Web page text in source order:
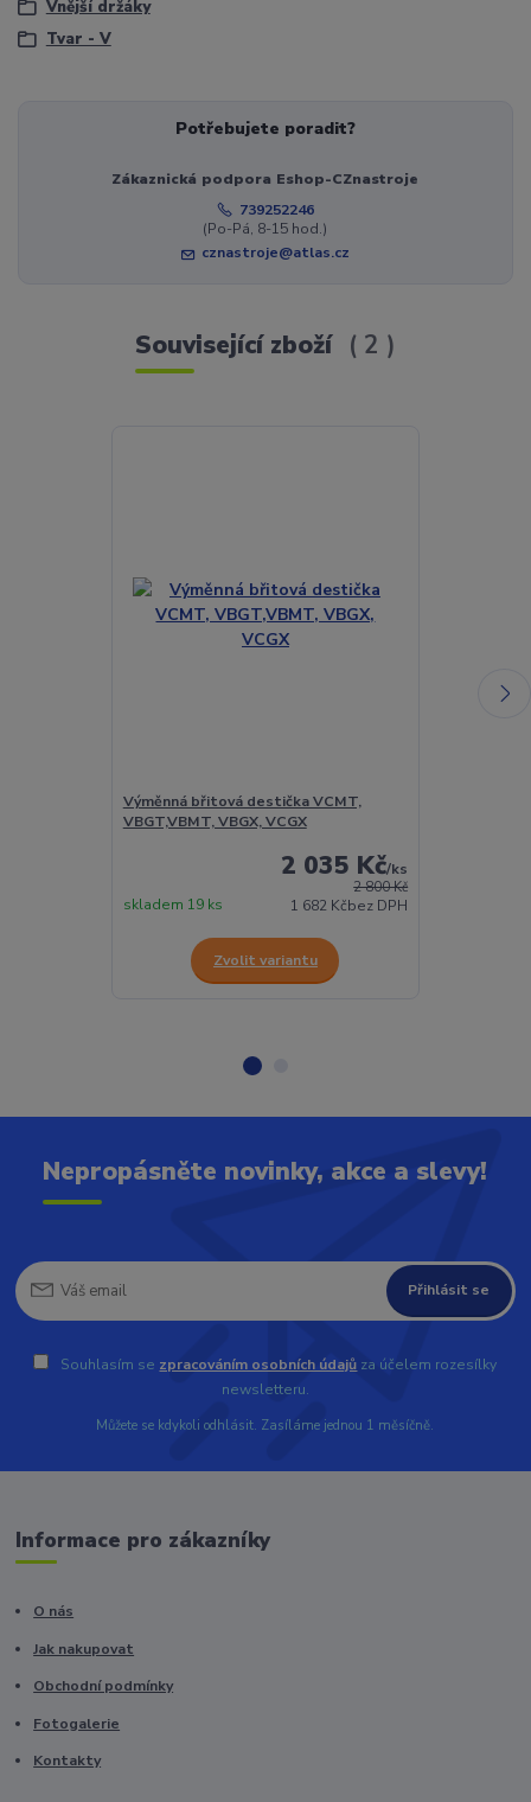
Vnější držáky
Tvar - V
Potřebujete poradit?
Zákaznická podpora Eshop-CZnastroje
739252246
(Po-Pá, 8-15 hod.)
cznastroje@atlas.cz
Související zboží 2
Výměnná břitová destička VCMT,
VBGT,VBMT, VBGX, VCGX
2 800 Kč
2 035 Kč/ks
1 682 Kčbez DPH
skladem 19 ks
Zvolit variantu
Nepropásněte novinky, akce a slevy!
Přihlásit se
Souhlasím se zpracováním osobních údajů za účelem rozesílky
newsletteru.
Můžete se kdykoli odhlásit. Zasíláme jednou 1 měsíčně.
Informace pro zákazníky
O nás
Jak nakupovat
Obchodní podmínky
Fotogalerie
Kontakty